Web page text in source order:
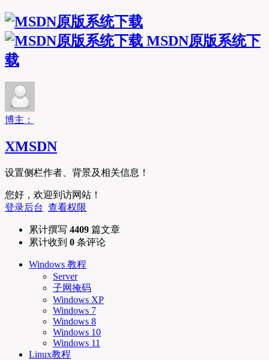
MSDN原版系统下
载
博主：
XMSDN
设置侧栏作者、背景及相关信息！
您好，欢迎到访网站！
登录后台 查看权限
累计撰写 4409 篇文章
累计收到 0 条评论
Windows 教程
Server
子网掩码
Windows XP
Windows 7
Windows 8
Windows 10
Windows 11
Linux教程